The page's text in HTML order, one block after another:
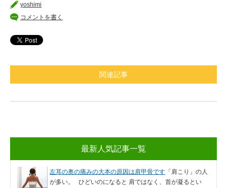
yoshimi
コメントを書く
関連記事
最新人気記事一覧
左耳の奥の痛みの大本の原因は肩甲骨です 「肩こり」の人
が多い。 ひどいのになると 肩ではなく、首が凝るとい